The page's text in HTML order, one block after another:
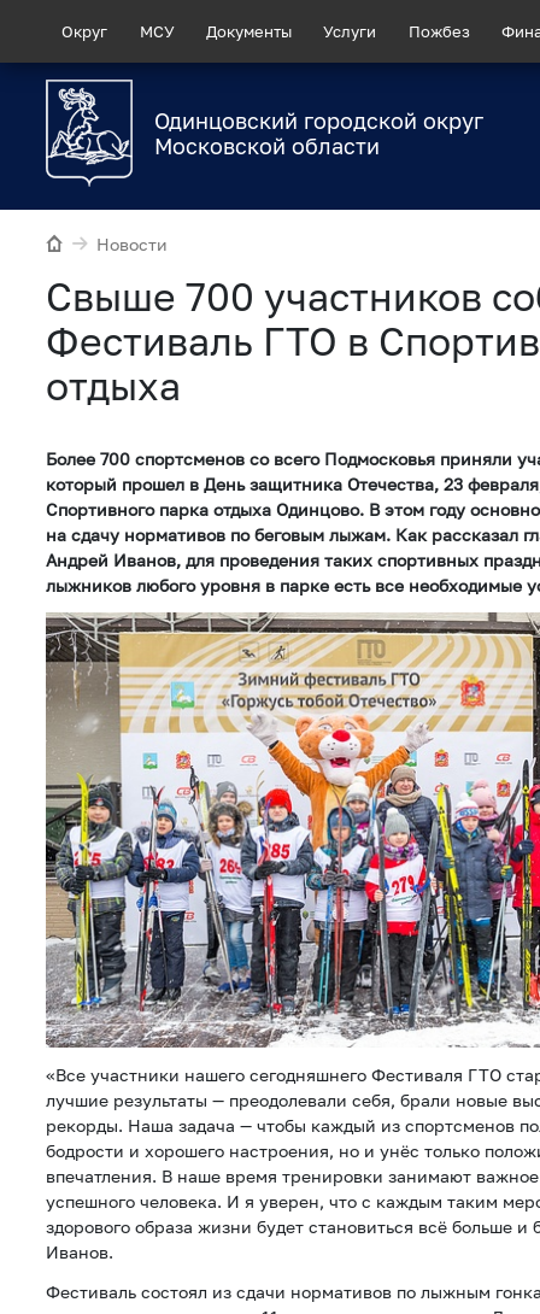
Округ МСУ Документы Услуги Пожбез
Одинцовский городской округ
Московской области
Новости
Свыше 700 участников
Фестиваль ГТО в
отдыха
Более 700 спортсменов со всего Подмосковья приняли
который прошел в День защитника Отечества, 23
Спортивного парка отдыха Одинцово. В этом году
на сдачу нормативов по беговым лыжам. Как рассказал
Андрей Иванов, для проведения таких спортивных
лыжников любого уровня в парке есть все необходимые
«Все участники нашего сегодняшнего Фестиваля ГТО
лучшие результаты — преодолевали себя, брали новые
рекорды. Наша задача — чтобы каждый из спортсменов
бодрости и хорошего настроения, но и унёс только
впечатления. В наше время тренировки занимают
успешного человека. И я уверен, что с каждым таким
здорового образа жизни будет становиться всё больше
Иванов.
Фестиваль состоял из сдачи нормативов по лыжным